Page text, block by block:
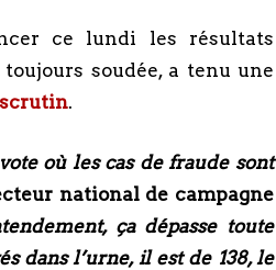
ce lundi les résultats
soudée, a tenu une
.
où les cas de fraude sont
national de campagne
ça dépasse toute
dans l’urne, il est de 138, le